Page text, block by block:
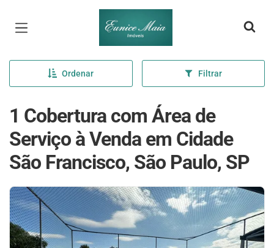
Página inicial
Ordenar Filtrar
1 Cobertura com Área de
Serviço à Venda em Cidade
São Francisco, São Paulo, SP